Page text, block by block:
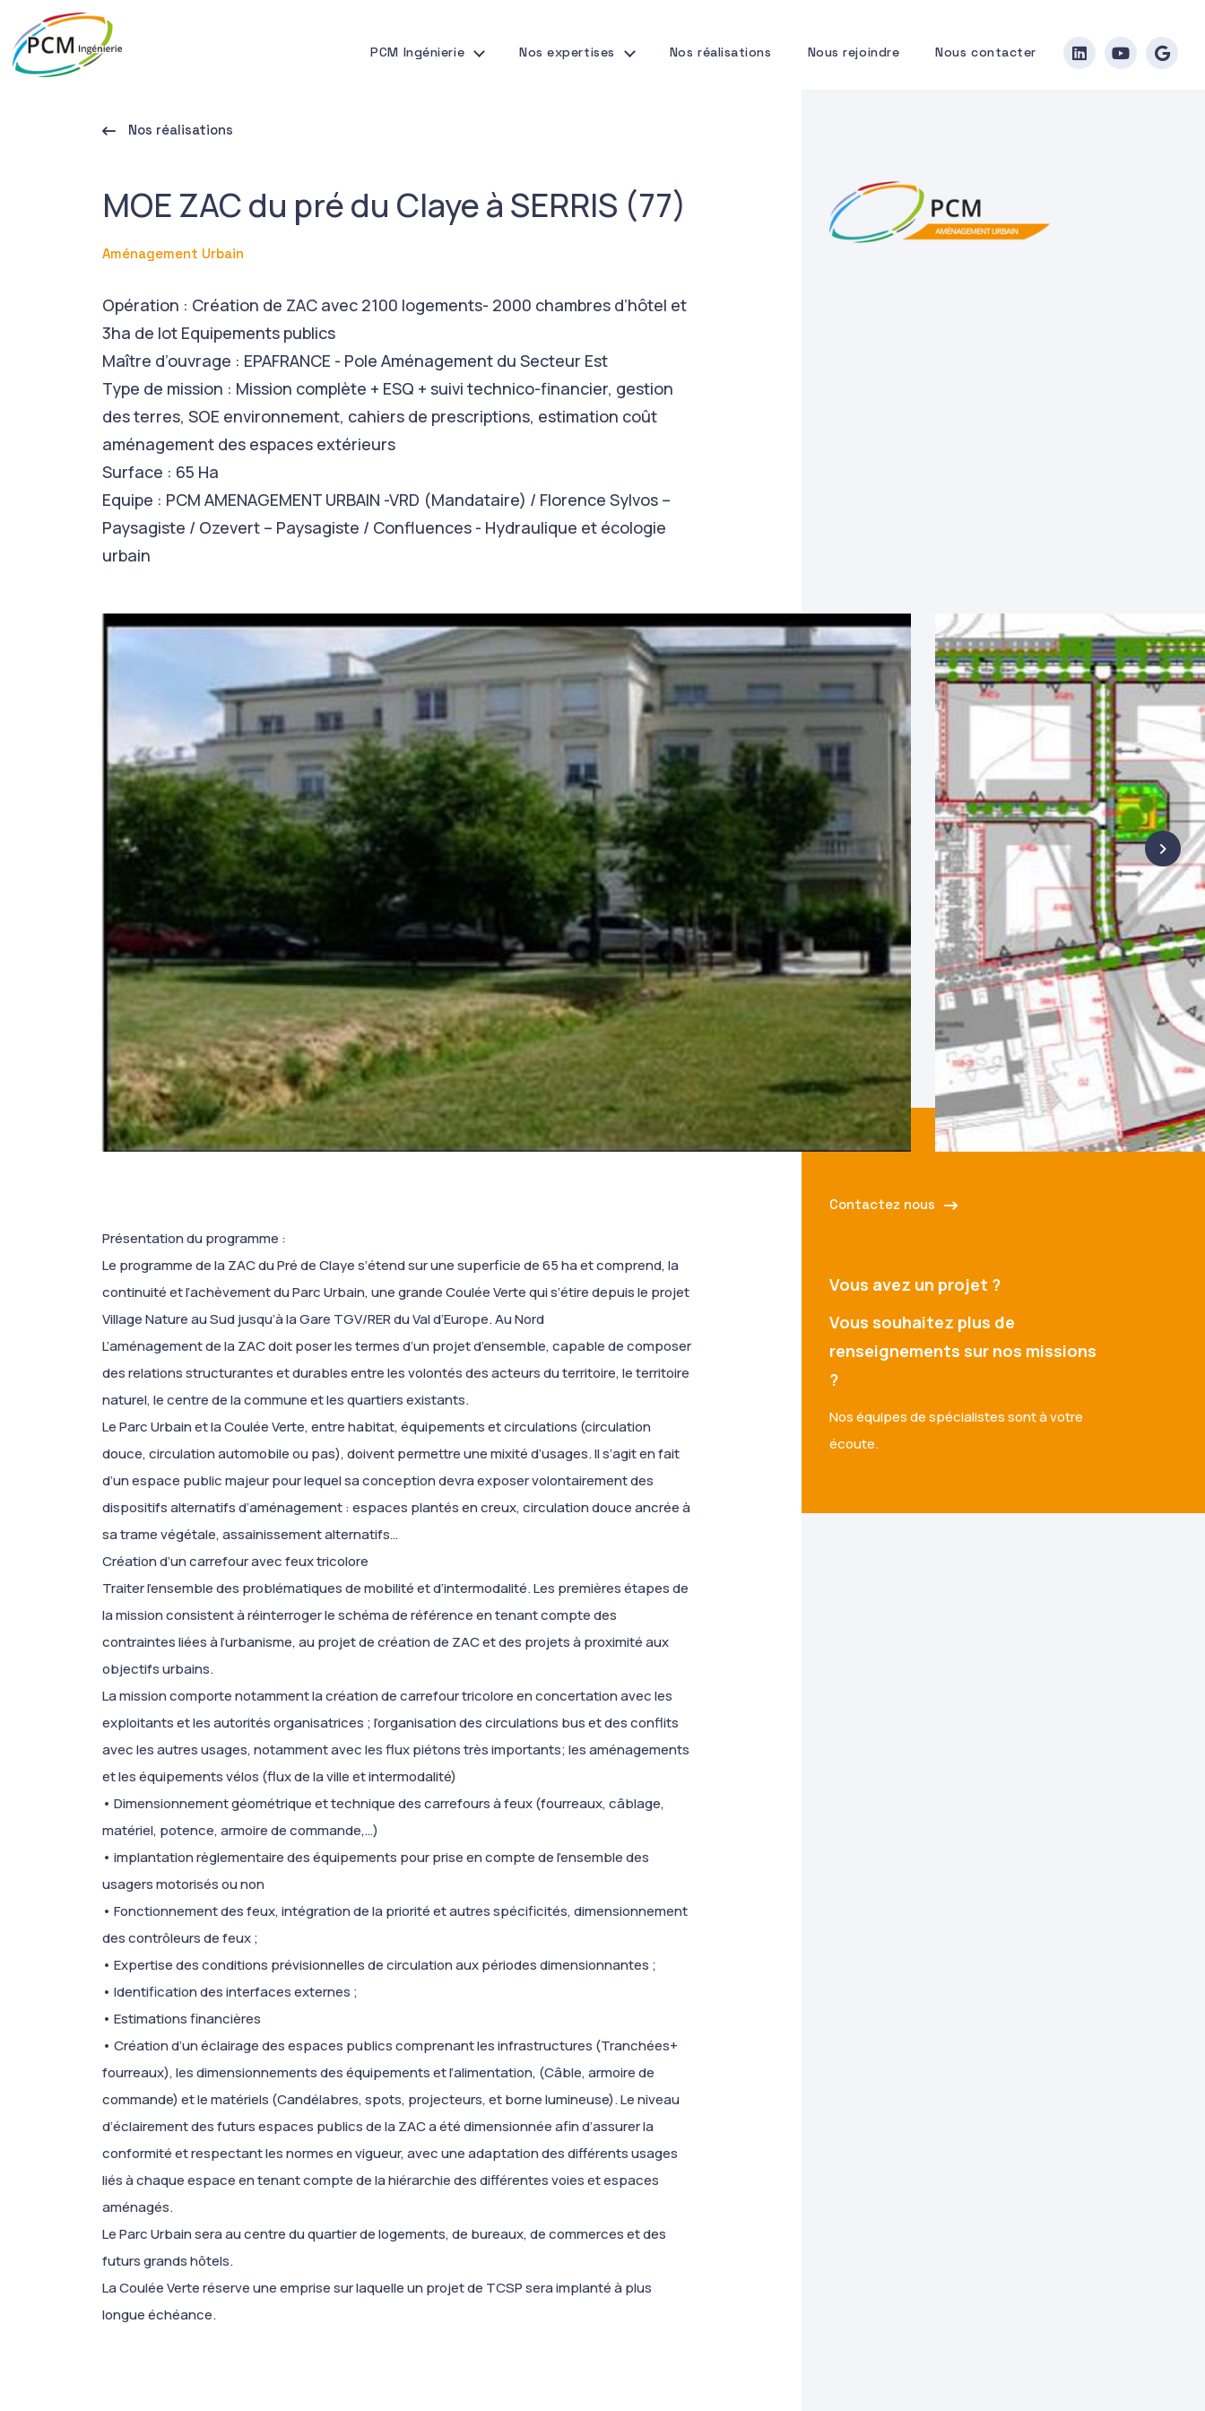
PCM Ingénierie Nos expertises Nos réalisations Nous rejoindre Nous contacter
Nos réalisations
MOE ZAC du pré du Claye à SERRIS (77)
Aménagement Urbain
Opération : Création de ZAC avec 2100 logements- 2000 chambres d’hôtel et
3ha de lot Equipements publics
Maître d’ouvrage : EPAFRANCE - Pole Aménagement du Secteur Est
Type de mission : Mission complète + ESQ + suivi technico-financier, gestion
des terres, SOE environnement, cahiers de prescriptions, estimation coût
aménagement des espaces extérieurs
Surface : 65 Ha
Equipe : PCM AMENAGEMENT URBAIN -VRD (Mandataire) / Florence Sylvos –
Paysagiste / Ozevert – Paysagiste / Confluences - Hydraulique et écologie
urbain
Présentation du programme :
Le programme de la ZAC du Pré de Claye s’étend sur une superficie de 65 ha et comprend, la
continuité et l’achèvement du Parc Urbain, une grande Coulée Verte qui s’étire depuis le projet
Village Nature au Sud jusqu’à la Gare TGV/RER du Val d’Europe. Au Nord
L’aménagement de la ZAC doit poser les termes d’un projet d’ensemble, capable de composer
des relations structurantes et durables entre les volontés des acteurs du territoire, le territoire
naturel, le centre de la commune et les quartiers existants.
Le Parc Urbain et la Coulée Verte, entre habitat, équipements et circulations (circulation
douce, circulation automobile ou pas), doivent permettre une mixité d’usages. Il s’agit en fait
d’un espace public majeur pour lequel sa conception devra exposer volontairement des
dispositifs alternatifs d’aménagement : espaces plantés en creux, circulation douce ancrée à
sa trame végétale, assainissement alternatifs…
Création d’un carrefour avec feux tricolore
Traiter l’ensemble des problématiques de mobilité et d’intermodalité. Les premières étapes de
la mission consistent à réinterroger le schéma de référence en tenant compte des
contraintes liées à l’urbanisme, au projet de création de ZAC et des projets à proximité aux
objectifs urbains.
La mission comporte notamment la création de carrefour tricolore en concertation avec les
exploitants et les autorités organisatrices ; l’organisation des circulations bus et des conflits
avec les autres usages, notamment avec les flux piétons très importants; les aménagements
et les équipements vélos (flux de la ville et intermodalité)
• Dimensionnement géométrique et technique des carrefours à feux (fourreaux, câblage,
matériel, potence, armoire de commande,…)
• implantation règlementaire des équipements pour prise en compte de l’ensemble des
usagers motorisés ou non
• Fonctionnement des feux, intégration de la priorité et autres spécificités, dimensionnement
des contrôleurs de feux ;
• Expertise des conditions prévisionnelles de circulation aux périodes dimensionnantes ;
• Identification des interfaces externes ;
• Estimations financières
• Création d’un éclairage des espaces publics comprenant les infrastructures (Tranchées+
fourreaux), les dimensionnements des équipements et l’alimentation, (Câble, armoire de
commande) et le matériels (Candélabres, spots, projecteurs, et borne lumineuse). Le niveau
d’éclairement des futurs espaces publics de la ZAC a été dimensionnée afin d’assurer la
conformité et respectant les normes en vigueur, avec une adaptation des différents usages
liés à chaque espace en tenant compte de la hiérarchie des différentes voies et espaces
aménagés.
Le Parc Urbain sera au centre du quartier de logements, de bureaux, de commerces et des
futurs grands hôtels.
La Coulée Verte réserve une emprise sur laquelle un projet de TCSP sera implanté à plus
longue échéance.
Contactez nous
Vous avez un projet ?
Vous souhaitez plus de
renseignements sur nos missions
?
Nos équipes de spécialistes sont à votre
écoute.